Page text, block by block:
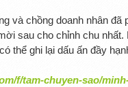
và chồng doanh nhân đã
sau cho chỉnh chu
thể ghi lại dấu ấn đầy
f/tam-chuyen-sao/